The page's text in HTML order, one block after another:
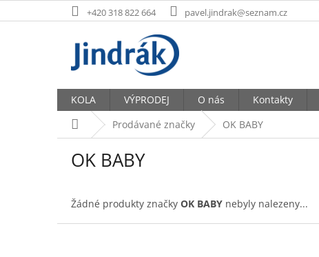
na
+420 318 822 664 pavel.jindrak@seznam.cz
KOLA VÝPRODEJ O nás Kontakty
Domů Prodávané značky OK BABY
OK BABY
Žádné produkty značky OK BABY nebyly nalezeny...